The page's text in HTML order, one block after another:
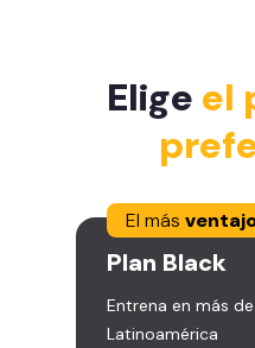
Elige el
El más
Plan Black
Entrena en más
Latinoamérica